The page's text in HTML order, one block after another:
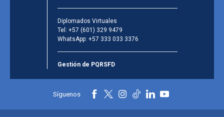
Diplomados Virtuales
Tel: +57 (601) 329 9479
WhatsApp: +57 333 033 3376
Gestión de PQRSFD
Síguenos